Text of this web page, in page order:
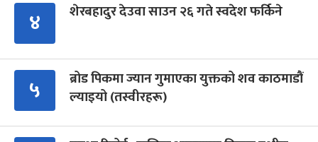
४ शेरबहादुर देउवा साउन २६ गते स्वदेश फर्किने
५
ब्रोड पिकमा ज्यान गुमाएका युक्तको शव काठमाडौं
ल्याइयो (तस्वीरहरू)